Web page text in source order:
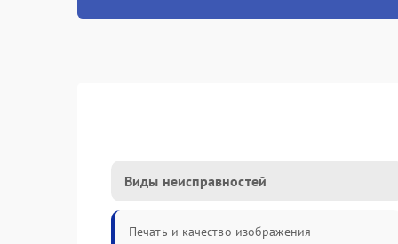
Виды неисправностей
Печать и качество изображения